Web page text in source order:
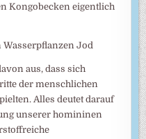
Kongobecken eigentlich
Jod
aus, dass sich
der menschlichen
Alles deutet darauf
unserer homininen